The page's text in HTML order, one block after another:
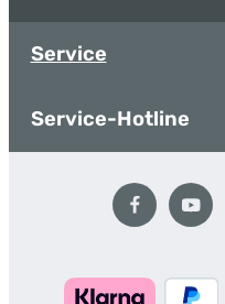
Service
Service-Hotline